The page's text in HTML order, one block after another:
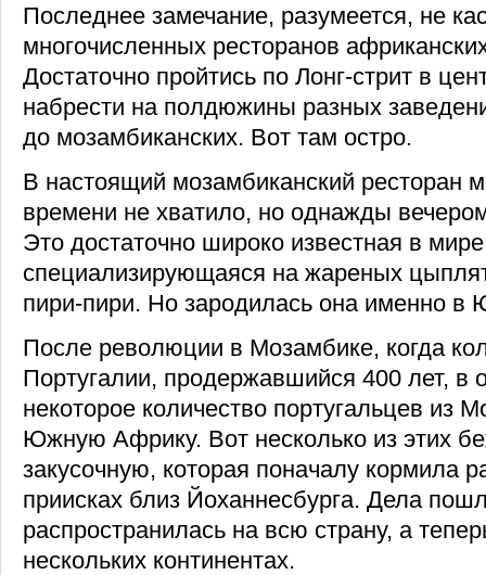
Последнее замечание, разумеется, не
многочисленных ресторанов
Достаточно пройтись по Лонг-стрит в
набрести на полдюжины разных
до мозамбиканских. Вот там остро.
В настоящий мозамбиканский ресторан
времени не хватило, но однажды
Это достаточно широко известная в
специализирующаяся на жареных
пири-пири. Но зародилась она именно в
После революции в Мозамбике, когда
Португалии, продержавшийся 400 лет, в
некоторое количество португальцев из
Южную Африку. Вот несколько из этих
закусочную, которая поначалу кормила
приисках близ Йоханнесбурга. Дела
распространилась на всю страну, а
нескольких континентах.